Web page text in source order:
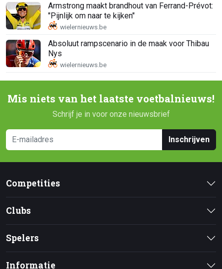
Armstrong maakt brandhout van Ferrand-Prévot:
"Pijnlijk om naar te kijken"
Absoluut rampscenario in de maak voor Thibau
Nys
Mis niets van het laatste voetbalnieuws!
Schrijf je in voor onze nieuwsbrief
Inschrijven
Competities
Clubs
Spelers
Informatie